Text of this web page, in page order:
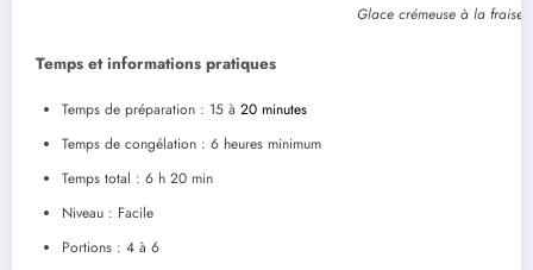
Glace crémeuse à la fraise
Temps et informations pratiques
Temps de préparation : 15 à 20 minutes
Temps de congélation : 6 heures minimum
Temps total : 6 h 20 min
Niveau : Facile
Portions : 4 à 6